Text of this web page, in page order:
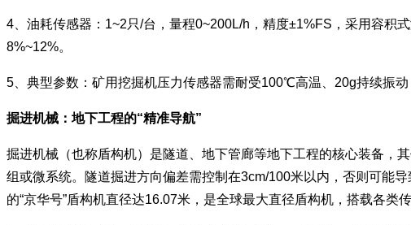
4、油耗传感器：1~2只/台，量程0~200L/h，精度±1%FS，采用容积
8%~12%。
5、典型参数：矿用挖掘机压力传感器需耐受100℃高温、20g持续振
掘进机械：地下工程的“精准导航”
掘进机械（也称盾构机）是隧道、地下管廊等地下工程的核心装备，
组或微系统。隧道掘进方向偏差需控制在3cm/100米以内，否则可能
的“京华号”盾构机直径达16.07米，是全球最大直径盾构机，搭载各